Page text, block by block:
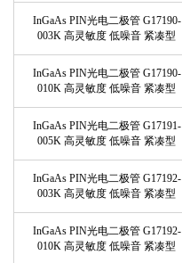
InGaAs PIN光电二极管 G17190-
003K 高灵敏度 低噪音 紧凑型
InGaAs PIN光电二极管 G17190-
010K 高灵敏度 低噪音 紧凑型
InGaAs PIN光电二极管 G17191-
005K 高灵敏度 低噪音 紧凑型
InGaAs PIN光电二极管 G17192-
003K 高灵敏度 低噪音 紧凑型
InGaAs PIN光电二极管 G17192-
010K 高灵敏度 低噪音 紧凑型